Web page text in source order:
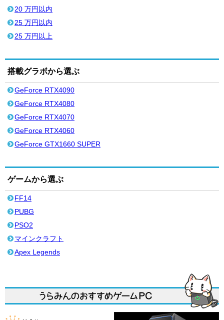
20 万円以内
25 万円以内
25 万円以上
搭載グラボから選ぶ
GeForce RTX4090
GeForce RTX4080
GeForce RTX4070
GeForce RTX4060
GeForce GTX1660 SUPER
ゲームから選ぶ
FF14
PUBG
PSO2
マインクラフト
Apex Legends